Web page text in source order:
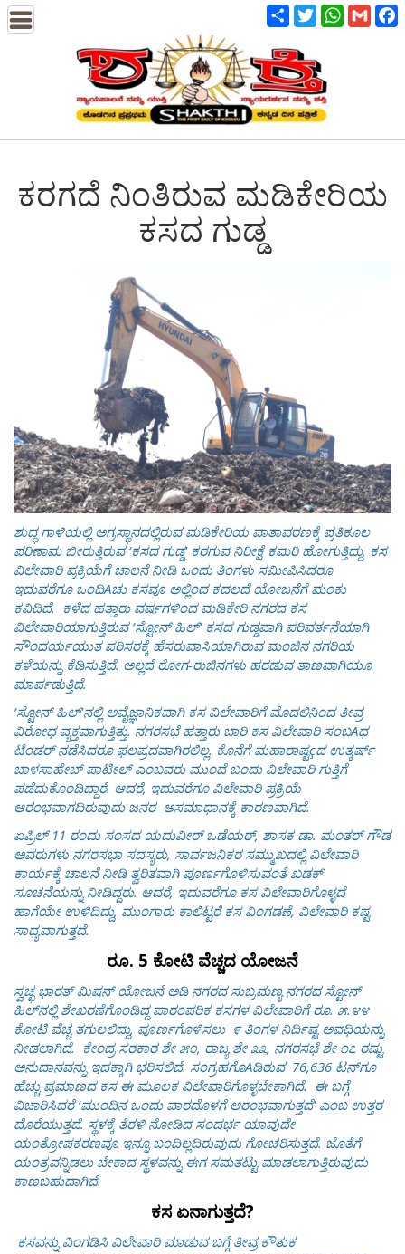
ಕರಗದೆ ನಿಂತಿರುವ ಮಡಿಕೇರಿಯ
ಕಸದ ಗುಡ್ಡ
ಶುದ್ಧ ಗಾಳಿಯಲ್ಲಿ ಅಗ್ರಸ್ಥಾನದಲ್ಲಿರುವ ಮಡಿಕೇರಿಯ ವಾತಾವರಣಕ್ಕೆ ಪ್ರತಿಕೂಲ
ಪರಿಣಾಮ ಬೀರುತ್ತಿರುವ ‘ಕಸದ ಗುಡ್ಡ' ಕರಗುವ ನಿರೀಕ್ಷೆ ಕಮರಿ ಹೋಗುತ್ತಿದ್ದು, ಕಸ
ವಿಲೇವಾರಿ ಪ್ರಕ್ರಿಯೆಗೆ ಚಾಲನೆ ನೀಡಿ ಒಂದು ತಿಂಗಳು ಸಮೀಪಿಸಿದರೂ
ಇದುವರೆಗೂ ಒಂದಿAಚು ಕಸವೂ ಅಲ್ಲಿಂದ ಕದಲದೆ ಯೋಜನೆಗೆ ಮಂಕು
ಕವಿದಿದೆ. ಕಳೆದ ಹತ್ತಾರು ವರ್ಷಗಳಿಂದ ಮಡಿಕೇರಿ ನಗರದ ಕಸ
ವಿಲೇವಾರಿಯಾಗುತ್ತಿರುವ ‘ಸ್ಟೋನ್ ಹಿಲ್' ಕಸದ ಗುಡ್ಡವಾಗಿ ಪರಿವರ್ತನೆಯಾಗಿ
ಸೌಂದರ್ಯಯುತ ಪರಿಸರಕ್ಕೆ ಹೆಸರುವಾಸಿಯಾಗಿರುವ ಮಂಜಿನ ನಗರಿಯ
ಕಳೆಯನ್ನು ಕೆಡಿಸುತ್ತಿದೆ. ಅಲ್ಲದೆ ರೋಗ-ರುಜಿನಗಳು ಹರಡುವ ತಾಣವಾಗಿಯೂ
ಮಾರ್ಪಡುತ್ತಿದೆ.
‘ಸ್ಟೋನ್ ಹಿಲ್'ನಲ್ಲಿ ಅವೈಜ್ಞಾನಿಕವಾಗಿ ಕಸ ವಿಲೇವಾರಿಗೆ ಮೊದಲಿನಿಂದ ತೀವ್ರ
ವಿರೋಧ ವ್ಯಕ್ತವಾಗುತ್ತಿತ್ತು. ನಗರಸಭೆ ಹತ್ತಾರು ಬಾರಿ ಕಸ ವಿಲೇವಾರಿ ಸಂಬAಧ
ಟೆಂಡರ್ ನಡೆಸಿದರೂ ಫಲಪ್ರದವಾಗಿರಲಿಲ್ಲ. ಕೊನೆಗೆ ಮಹಾರಾಷ್ಟçದ ಉತ್ಕರ್ಷ್
ಬಾಳಸಾಹೇಬ್ ಪಾಟೀಲ್ ಎಂಬವರು ಮುಂದೆ ಬಂದು ವಿಲೇವಾರಿ ಗುತ್ತಿಗೆ
ಪಡೆದುಕೊಂಡಿದ್ದಾರೆ. ಆದರೆ, ಇದುವರೆಗೂ ವಿಲೇವಾರಿ ಪ್ರಕ್ರಿಯೆ
ಆರಂಭವಾಗದಿರುವುದು ಜನರ ಅಸಮಾಧಾನಕ್ಕೆ ಕಾರಣವಾಗಿದೆ.
ಏಪ್ರಿಲ್ 11 ರಂದು ಸಂಸದ ಯದುವೀರ್ ಒಡೆಯರ್, ಶಾಸಕ ಡಾ. ಮಂತರ್ ಗೌಡ
ಅವರುಗಳು ನಗರಸಭಾ ಸದಸ್ಯರು, ಸಾರ್ವಜನಿಕರ ಸಮ್ಮುಖದಲ್ಲಿ ವಿಲೇವಾರಿ
ಕಾರ್ಯಕ್ಕೆ ಚಾಲನೆ ನೀಡಿ ತ್ವರಿತವಾಗಿ ಪೂರ್ಣಗೊಳಿಸುವಂತೆ ಖಡಕ್
ಸೂಚನೆಯನ್ನು ನೀಡಿದ್ದರು. ಆದರೆ, ಇದುವರೆಗೂ ಕಸ ವಿಲೇವಾರಿಗೊಳ್ಳದೆ
ಹಾಗೆಯೇ ಉಳಿದಿದ್ದು, ಮುಂಗಾರು ಕಾಲಿಟ್ಟರೆ ಕಸ ವಿಂಗಡಣೆ, ವಿಲೇವಾರಿ ಕಷ್ಟ
ಸಾಧ್ಯವಾಗುತ್ತದೆ.
ರೂ. 5 ಕೋಟಿ ವೆಚ್ಚದ ಯೋಜನೆ
ಸ್ವಚ್ಛ ಭಾರತ್ ಮಿಷನ್ ಯೋಜನೆ ಅಡಿ ನಗರದ ಸುಬ್ರಮಣ್ಯ ನಗರದ ಸ್ಟೋನ್
ಹಿಲ್‌ನಲ್ಲಿ ಶೇಖರಣೆಗೊಂಡಿದ್ದ ಪಾರಂಪರಿಕ ಕಸಗಳ ವಿಲೇವಾರಿಗೆ ರೂ. ೫.೪೪
ಕೋಟಿ ವೆಚ್ಚ ತಗುಲಲಿದ್ದು, ಪೂರ್ಣಗೊಳಿಸಲು ೯ ತಿಂಗಳ ನಿರ್ದಿಷ್ಟ ಅವಧಿಯನ್ನು
ನೀಡಲಾಗಿದೆ. ಕೇಂದ್ರ ಸರಕಾರ ಶೇ ೫೦, ರಾಜ್ಯ ಶೇ ೩೩, ನಗರಸಭೆ ಶೇ ೧೭ ರಷ್ಟು
ಅನುದಾನವನ್ನು ಇದಕ್ಕಾಗಿ ಭರಿಸಲಿದೆ. ಸಂಗ್ರಹಗೊAಡಿರುವ 76,636 ಟನ್‌ಗೂ
ಹೆಚ್ಚು ಪ್ರಮಾಣದ ಕಸ ಈ ಮೂಲಕ ವಿಲೇವಾರಿಗೊಳ್ಳಬೇಕಾಗಿದೆ. ಈ ಬಗ್ಗೆ
ವಿಚಾರಿಸಿದರೆ ‘ಮುಂದಿನ ಒಂದು ವಾರದೊಳಗೆ ಆರಂಭವಾಗುತ್ತದೆ' ಎಂಬ ಉತ್ತರ
ದೊರೆಯುತ್ತದೆ. ಸ್ಥಳಕ್ಕೆ ತೆರಳಿ ನೋಡಿದ ಸಂದರ್ಭ ಯಾವುದೇ
ಯಂತ್ರೋಪಕರಣವೂ ಇನ್ನೂ ಬಂದಿಲ್ಲದಿರುವುದು ಗೋಚರಿಸುತ್ತದೆ. ಜೊತೆಗೆ
ಯಂತ್ರವನ್ನಿಡಲು ಬೇಕಾದ ಸ್ಥಳವನ್ನು ಈಗ ಸಮತಟ್ಟು ಮಾಡಲಾಗುತ್ತಿರುವುದು
ಕಾಣಬಹುದಾಗಿದೆ.
ಕಸ ಏನಾಗುತ್ತದೆ?
ಕಸವನ್ನು ವಿಂಗಡಿಸಿ ವಿಲೇವಾರಿ ಮಾಡುವ ಬಗ್ಗೆ ತೀವ್ರ ಕೌತುಕ
ShareTwitterWhatsApp
Gmail